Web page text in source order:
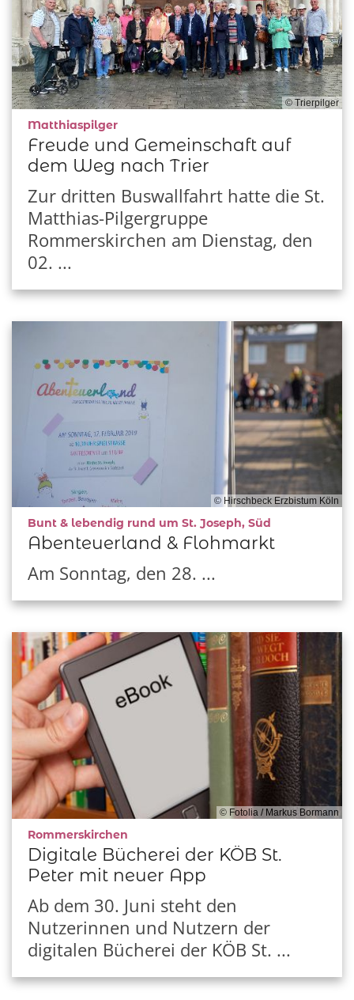
© Trierpilger
Matthiaspilger:
Freude und Gemeinschaft auf
dem Weg nach Trier
Zur dritten Buswallfahrt hatte die St.
Matthias-Pilgergruppe
Rommerskirchen am Dienstag, den
02. ...
© Hirschbeck Erzbistum Köln
Bunt & lebendig rund um St. Joseph, Süd
Abenteuerland & Flohmarkt
Am Sonntag, den 28. ...
© Fotolia / Markus Bormann
Rommerskirchen
Digitale Bücherei der KÖB St.
Peter mit neuer App
Ab dem 30. Juni steht den
Nutzerinnen und Nutzern der
digitalen Bücherei der KÖB St. ...